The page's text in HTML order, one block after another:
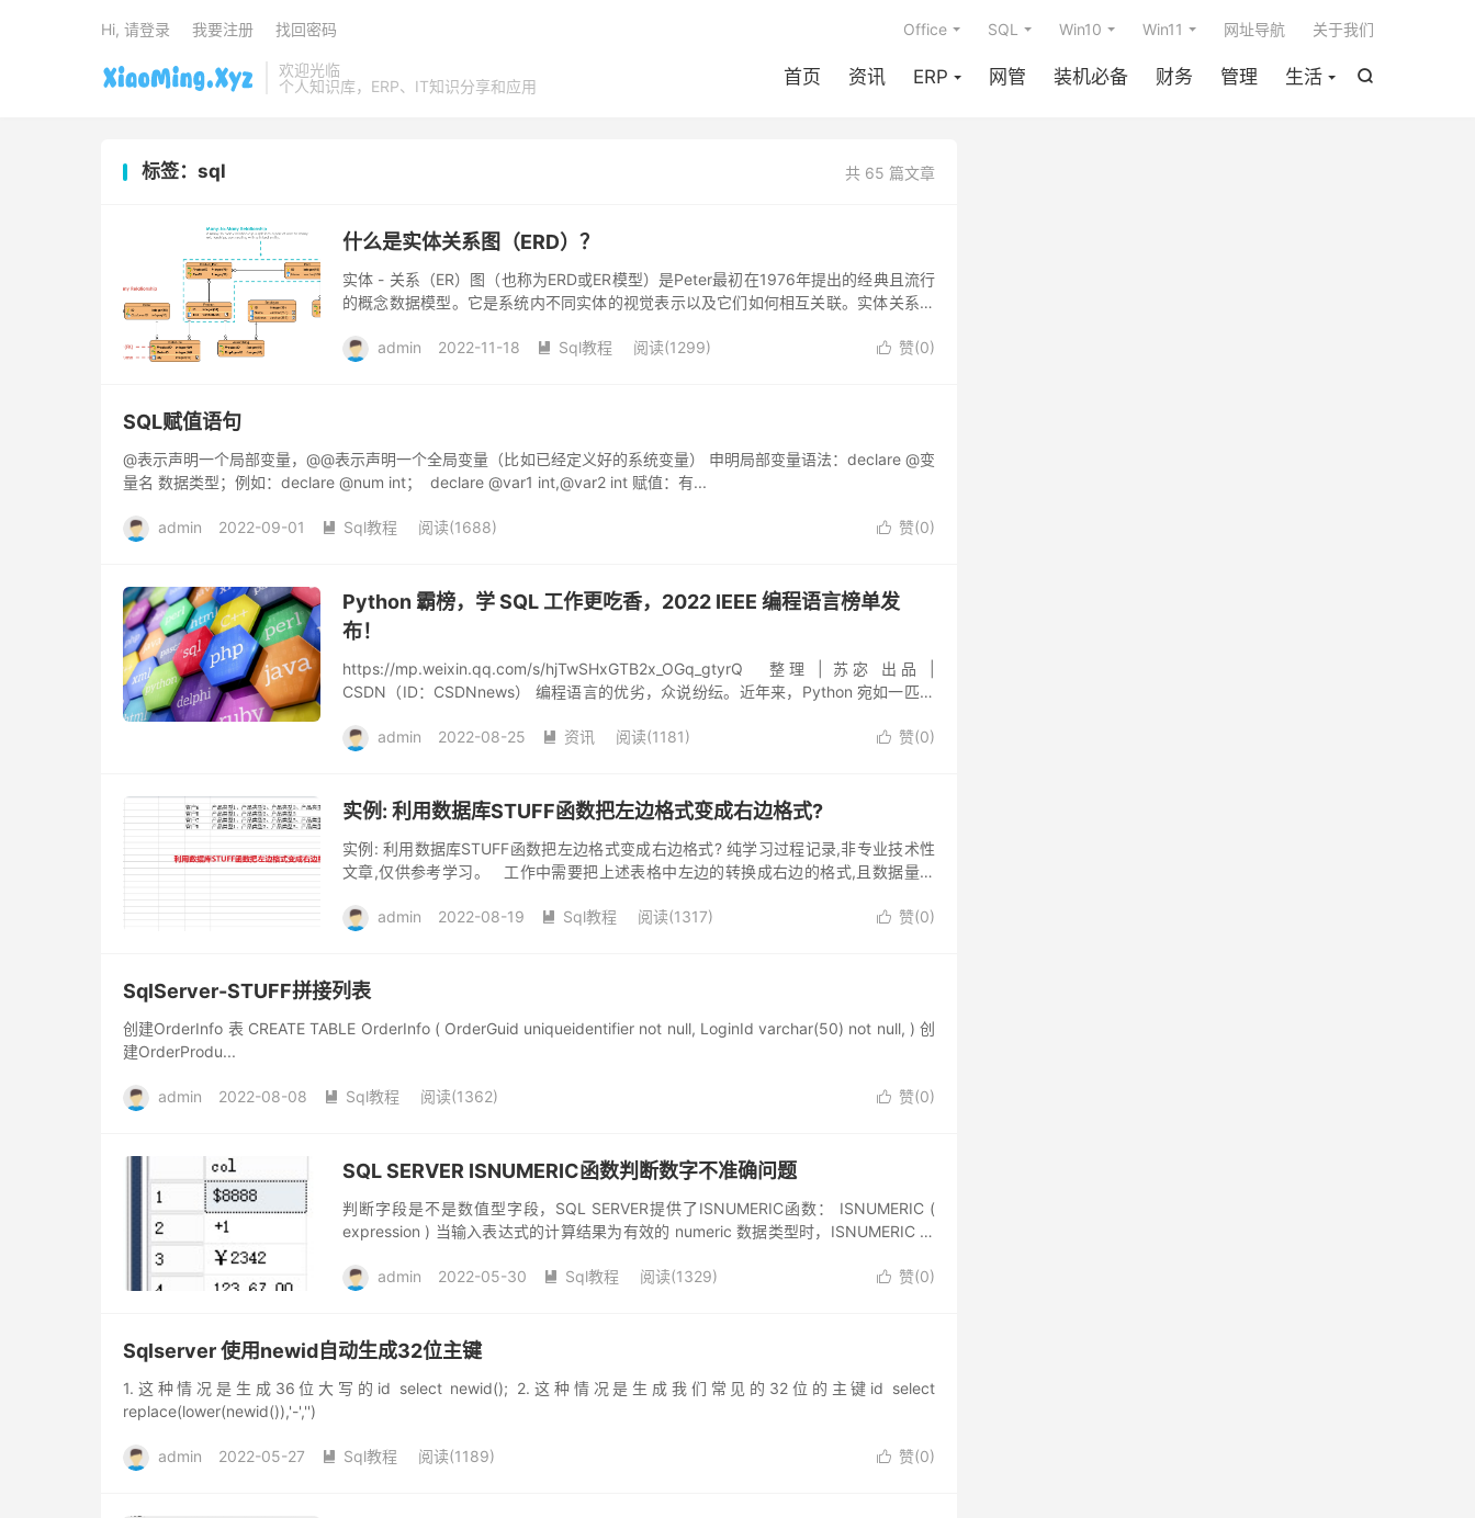
欢迎光临
个人知识库，ERP、IT知识分享和应用

首页 资讯 ERP 网管 装机必备 财务 管理 生活
Office SQL Win10 Win11 网址导航 关于我们
Hi, 请登录 我要注册 找回密码
共 65 篇文章
标签：sql
什么是实体关系图（ERD）？
实体 - 关系（ER）图（也称为ERD或ER模型）是Peter最初在1976年提出的经典且流行
的概念数据模型。它是系统内不同实体的视觉表示以及它们如何相互关联。实体关系图
 赞(0)
admin 2022-11-18  Sql教程 阅读(1299)
SQL赋值语句
@表示声明一个局部变量，@@表示声明一个全局变量（比如已经定义好的系统变量） 申明局部变量语法：declare @变
量名 数据类型；例如：declare @num int； declare @var1 int,@var2 int 赋值：有...
 赞(0)
admin 2022-09-01  Sql教程 阅读(1688)
Python 霸榜，学 SQL 工作更吃香，2022 IEEE 编程语言榜单发
布！
https://mp.weixin.qq.com/s/hjTwSHxGTB2x_OGq_gtyrQ 整理 | 苏宓 出品 |
CSDN（ID：CSDNnews） 编程语言的优劣，众说纷纭。近年来，Python 宛如一匹黑
 赞(0)
admin 2022-08-25  资讯 阅读(1181)
实例: 利用数据库STUFF函数把左边格式变成右边格式?
实例: 利用数据库STUFF函数把左边格式变成右边格式? 纯学习过程记录,非专业技术性
文章,仅供参考学习。 工作中需要把上述表格中左边的转换成右边的格式,且数据量较
 赞(0)
admin 2022-08-19  Sql教程 阅读(1317)
SqlServer-STUFF拼接列表
创建OrderInfo 表 CREATE TABLE OrderInfo ( OrderGuid uniqueidentifier not null, LoginId varchar(50) not null, ) 创
建OrderProdu...
 赞(0)
admin 2022-08-08  Sql教程 阅读(1362)
SQL SERVER ISNUMERIC函数判断数字不准确问题
判断字段是不是数值型字段，SQL SERVER提供了ISNUMERIC函数： ISNUMERIC (
expression ) 当输入表达式的计算结果为有效的 numeric 数据类型时，ISNUMERIC 返
 赞(0)
admin 2022-05-30  Sql教程 阅读(1329)
Sqlserver 使用newid自动生成32位主键
1.这种情况是生成36位大写的id select newid(); 2.这种情况是生成我们常见的32位的主键id select
replace(lower(newid()),'-','')
 赞(0)
admin 2022-05-27  Sql教程 阅读(1189)